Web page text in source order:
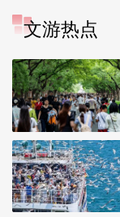
文游热点